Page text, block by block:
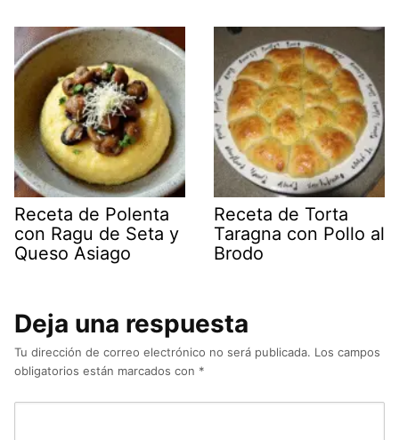
Receta de Polenta
con Ragu de Seta y
Queso Asiago
Receta de Torta
Taragna con Pollo al
Brodo
Deja una respuesta
Tu dirección de correo electrónico no será publicada. Los campos
obligatorios están marcados con *